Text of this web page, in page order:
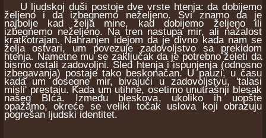
U ljudskoj duši postoje dve vrste htenja: da dobijemo
željeno i da izbegnemo neželjeno. Svi znamo da je
najbolje kad želja mine, kad dobijemo željeno ili
izbegnemo neželjeno. Na tren nastupa mir, ali nažalost
kratkotrajan. Nahranjen idejom da je divno kada nam se
želja ostvari, um povezuje zadovoljstvo sa prekidom
htenja. Nametne mu se zaključak da je potrebno želeti da
bismo ostali zadovoljni. Sled htenja i ispunjenja (odnosno
izbegavanja) postaje tako beskonačan. U pauzi, u času
kada um dosegne mir, bivajući u zadovoljstvu, 'talasi
misli' prestaju. Kada um utihne, osetimo unutrašnji blesak
našeg BIća. Između bleskova, ukoliko ih uopšte
opažamo, okreće se veliki točak uslova koji obrazuju
pogrešan ljudski identitet.